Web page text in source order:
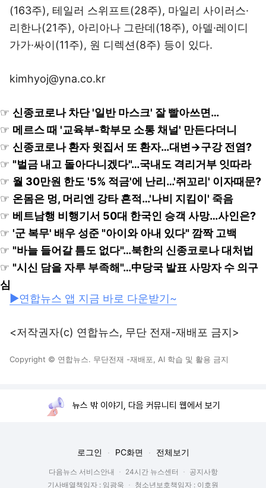
(163주), 테일러 스위프트(28주), 마일리 사이러스·
리한나(21주), 아리아나 그란데(18주), 아델·레이디
가가·싸이(11주), 원 디렉션(8주) 등이 있다.
kimhyoj@yna.co.kr
☞ 신종코로나 차단 '일반 마스크' 잘 빨아쓰면…
☞ 메르스 때 '교육부-학부모 소통 채널' 만든다더니
☞ 신종코로나 환자 윗집서 또 환자…대변→구강 전염?
☞ "벌금 내고 돌아다니겠다"…국내도 격리거부 잇따라
☞ 월 30만원 한도 '5% 적금'에 난리…'쥐꼬리' 이자때문?
☞ 온몸은 멍, 머리엔 강타 흔적…'나비 지킴이' 죽음
☞ 베트남행 비행기서 50대 한국인 승객 사망…사인은?
☞ '군 복무' 배우 성준 "아이와 아내 있다" 깜짝 고백
☞ "바늘 들어갈 틈도 없다"…북한의 신종코로나 대처법
☞ "시신 담을 자루 부족해"…中당국 발표 사망자 수 의구
심
▶연합뉴스 앱 지금 바로 다운받기~
<저작권자(c) 연합뉴스, 무단 전재-재배포 금지>
Copyright © 연합뉴스. 무단전재 -재배포, AI 학습 및 활용 금지
뉴스 밖 이야기, 다음 커뮤니티 웹에서 보기
로그인 PC화면 전체보기
다음뉴스 서비스안내 24시간 뉴스센터
공지사항
기사배열책임자 : 임광욱
청소년보호책임자 : 이호원